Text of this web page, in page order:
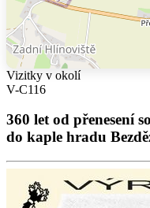
Vizitky v okolí
V-C116
360 let od přenesení
do kaple hradu